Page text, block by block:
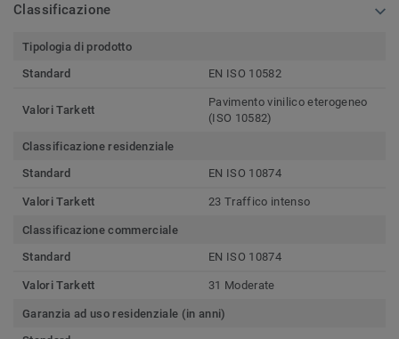
Classificazione
Tipologia di prodotto
Standard
EN ISO 10582
Valori Tarkett
Pavimento vinilico eterogeneo
(ISO 10582)
Classificazione residenziale
Standard
EN ISO 10874
Valori Tarkett 23 Traffico intenso
Classificazione commerciale
Standard
EN ISO 10874
Valori Tarkett 31 Moderate
Garanzia ad uso residenziale (in anni)